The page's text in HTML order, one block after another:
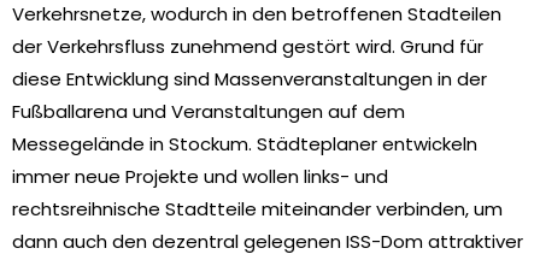
Verkehrsnetze, wodurch in den betroffenen Stadteilen
der Verkehrsfluss zunehmend gestört wird. Grund für
diese Entwicklung sind Massenveranstaltungen in der
Fußballarena und Veranstaltungen auf dem
Messegelände in Stockum. Städteplaner entwickeln
immer neue Projekte und wollen links- und
rechtsreihnische Stadtteile miteinander verbinden, um
dann auch den dezentral gelegenen ISS-Dom attraktiver